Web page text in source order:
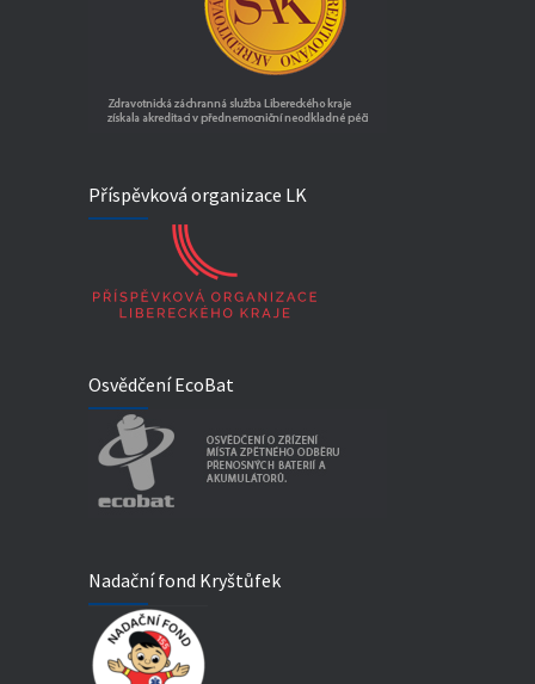
Příspěvková organizace LK
Osvědčení EcoBat
Nadační fond Kryštůfek